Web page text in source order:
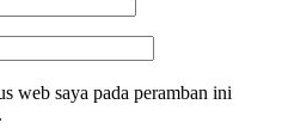
web saya pada peramban ini